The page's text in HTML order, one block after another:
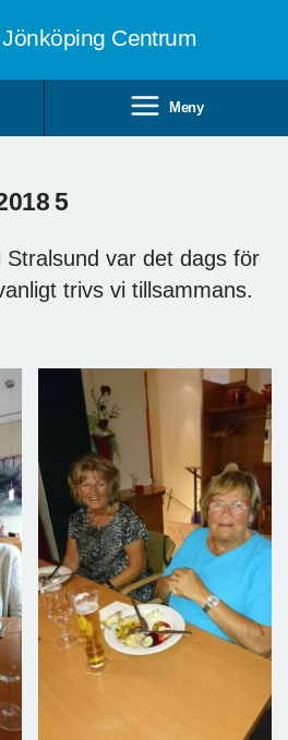
Jönköping Centrum
Meny
5
Stralsund var det dags för
trivs vi tillsammans.